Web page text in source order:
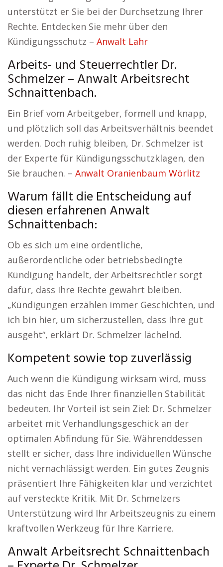
unterstützt er Sie bei der Durchsetzung Ihrer
Rechte. Entdecken Sie mehr über den
Kündigungsschutz – Anwalt Lahr
Arbeits- und Steuerrechtler Dr.
Schmelzer – Anwalt Arbeitsrecht
Schnaittenbach.
Ein Brief vom Arbeitgeber, formell und knapp,
und plötzlich soll das Arbeitsverhältnis beendet
werden. Doch ruhig bleiben, Dr. Schmelzer ist
der Experte für Kündigungsschutzklagen, den
Sie brauchen. – Anwalt Oranienbaum Wörlitz
Warum fällt die Entscheidung auf
diesen erfahrenen Anwalt
Schnaittenbach:
Ob es sich um eine ordentliche,
außerordentliche oder betriebsbedingte
Kündigung handelt, der Arbeitsrechtler sorgt
dafür, dass Ihre Rechte gewahrt bleiben.
„Kündigungen erzählen immer Geschichten, und
ich bin hier, um sicherzustellen, dass Ihre gut
ausgeht“, erklärt Dr. Schmelzer lächelnd.
Kompetent sowie top zuverlässig
Auch wenn die Kündigung wirksam wird, muss
das nicht das Ende Ihrer finanziellen Stabilität
bedeuten. Ihr Vorteil ist sein Ziel: Dr. Schmelzer
arbeitet mit Verhandlungsgeschick an der
optimalen Abfindung für Sie. Währenddessen
stellt er sicher, dass Ihre individuellen Wünsche
nicht vernachlässigt werden. Ein gutes Zeugnis
präsentiert Ihre Fähigkeiten klar und verzichtet
auf versteckte Kritik. Mit Dr. Schmelzers
Unterstützung wird Ihr Arbeitszeugnis zu einem
kraftvollen Werkzeug für Ihre Karriere.
Anwalt Arbeitsrecht Schnaittenbach